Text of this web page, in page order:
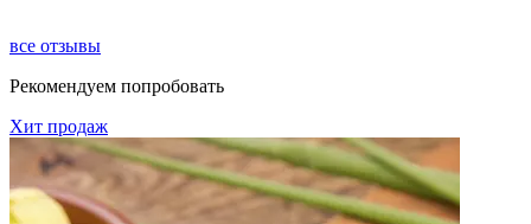
все отзывы
Рекомендуем попробовать
Хит продаж